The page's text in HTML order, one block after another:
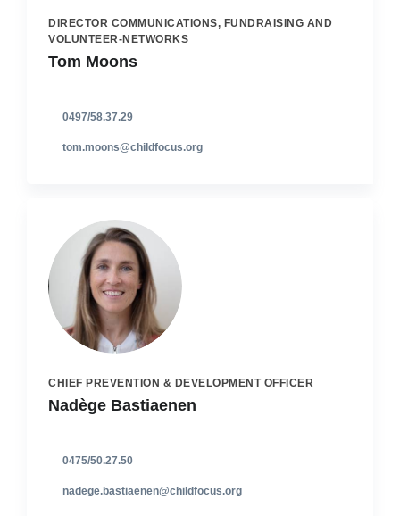
DIRECTOR COMMUNICATIONS, FUNDRAISING AND
VOLUNTEER-NETWORKS
Tom Moons
0497/58.37.29
tom.moons@childfocus.org
CHIEF PREVENTION & DEVELOPMENT OFFICER
Nadège Bastiaenen
0475/50.27.50
nadege.bastiaenen@childfocus.org